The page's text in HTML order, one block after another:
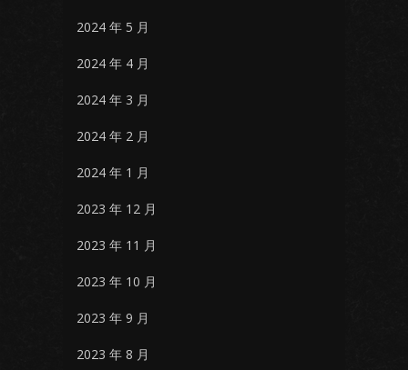
2024 年 5 月
2024 年 4 月
2024 年 3 月
2024 年 2 月
2024 年 1 月
2023 年 12 月
2023 年 11 月
2023 年 10 月
2023 年 9 月
2023 年 8 月